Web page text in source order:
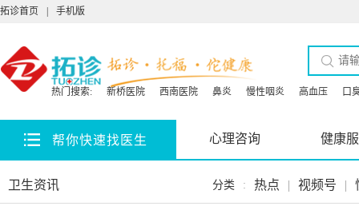
拓诊首页 手机版
热门搜索: 新桥医院 西南医院 鼻炎 慢性咽炎 高血压 口
帮你快速找医生 心理咨询 健康
卫生资讯 分类 : 热点 | 视频号 |